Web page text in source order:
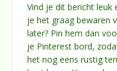
Vind je dit bericht leuk
je het graag bewaren
later? Pin hem dan
je Pinterest bord,
het nog eens rustig